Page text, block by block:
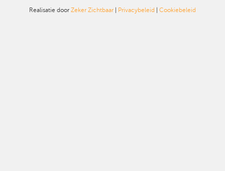
Realisatie door Zeker Zichtbaar Privacybeleid Cookiebeleid